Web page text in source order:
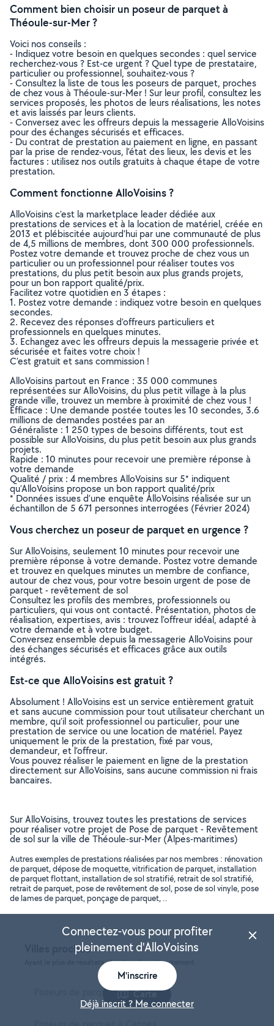
Comment bien choisir un poseur de parquet à
Théoule-sur-Mer ?
Voici nos conseils :
- Indiquez votre besoin en quelques secondes : quel service
recherchez-vous ? Est-ce urgent ? Quel type de prestataire,
particulier ou professionnel, souhaitez-vous ?
- Consultez la liste de tous les poseurs de parquet, proches
de chez vous à Théoule-sur-Mer ! Sur leur profil, consultez les
services proposés, les photos de leurs réalisations, les notes
et avis laissés par leurs clients.
- Conversez avec les offreurs depuis la messagerie AlloVoisins
pour des échanges sécurisés et efficaces.
- Du contrat de prestation au paiement en ligne, en passant
par la prise de rendez-vous, l’état des lieux, les devis et les
factures : utilisez nos outils gratuits à chaque étape de votre
prestation.
Comment fonctionne AlloVoisins ?
AlloVoisins c’est la marketplace leader dédiée aux
prestations de services et à la location de matériel, créée en
2013 et plébiscitée aujourd’hui par une communauté de plus
de 4,5 millions de membres, dont 300 000 professionnels.
Postez votre demande et trouvez proche de chez vous un
particulier ou un professionnel pour réaliser toutes vos
prestations, du plus petit besoin aux plus grands projets,
pour un bon rapport qualité/prix.
Facilitez votre quotidien en 3 étapes :
1. Postez votre demande : indiquez votre besoin en quelques
secondes.
2. Recevez des réponses d’offreurs particuliers et
professionnels en quelques minutes.
3. Echangez avec les offreurs depuis la messagerie privée et
sécurisée et faites votre choix !
C’est gratuit et sans commission !
AlloVoisins partout en France : 35 000 communes
représentées sur AlloVoisins, du plus petit village à la plus
grande ville, trouvez un membre à proximité de chez vous !
Efficace : Une demande postée toutes les 10 secondes, 3.6
millions de demandes postées par an
Généraliste : 1 250 types de besoins différents, tout est
possible sur AlloVoisins, du plus petit besoin aux plus grands
projets.
Rapide : 10 minutes pour recevoir une première réponse à
votre demande
Qualité / prix : 4 membres AlloVoisins sur 5* indiquent
qu’AlloVoisins propose un bon rapport qualité/prix
* Données issues d’une enquête AlloVoisins réalisée sur un
échantillon de 5 671 personnes interrogées (Février 2024)
Vous cherchez un poseur de parquet en urgence ?
Sur AlloVoisins, seulement 10 minutes pour recevoir une
première réponse à votre demande. Postez votre demande
et trouvez en quelques minutes un membre de confiance,
autour de chez vous, pour votre besoin urgent de pose de
parquet - revêtement de sol
Consultez les profils des membres, professionnels ou
particuliers, qui vous ont contacté. Présentation, photos de
réalisation, expertises, avis : trouvez l'offreur idéal, adapté à
votre demande et à votre budget.
Conversez ensemble depuis la messagerie AlloVoisins pour
des échanges sécurisés et efficaces grâce aux outils
intégrés.
Est-ce que AlloVoisins est gratuit ?
Absolument ! AlloVoisins est un service entièrement gratuit
et sans aucune commission pour tout utilisateur cherchant un
membre, qu’il soit professionnel ou particulier, pour une
prestation de service ou une location de matériel. Payez
uniquement le prix de la prestation, fixé par vous,
demandeur, et l’offreur.
Vous pouvez réaliser le paiement en ligne de la prestation
directement sur AlloVoisins, sans aucune commission ni frais
bancaires.
Sur AlloVoisins, trouvez toutes les prestations de services
pour réaliser votre projet de Pose de parquet - Revêtement
de sol sur la ville de Théoule-sur-Mer (Alpes-maritimes)
Autres exemples de prestations réalisées par nos membres : rénovation
de parquet, dépose de moquette, vitrification de parquet, installation
de parquet flottant, installation de sol stratifié, retrait de sol stratifié,
retrait de parquet, pose de revêtement de sol, pose de sol vinyle, pose
de lames de parquet, ponçage de parquet, ..
Villes proches
Ayant le plus de résultats, dans le même département
Poseurs de parquet à NiceCarte
Connectez-vous pour profiter
pleinement d'AlloVoisins
M'inscrire
Déjà inscrit ? Me connecter